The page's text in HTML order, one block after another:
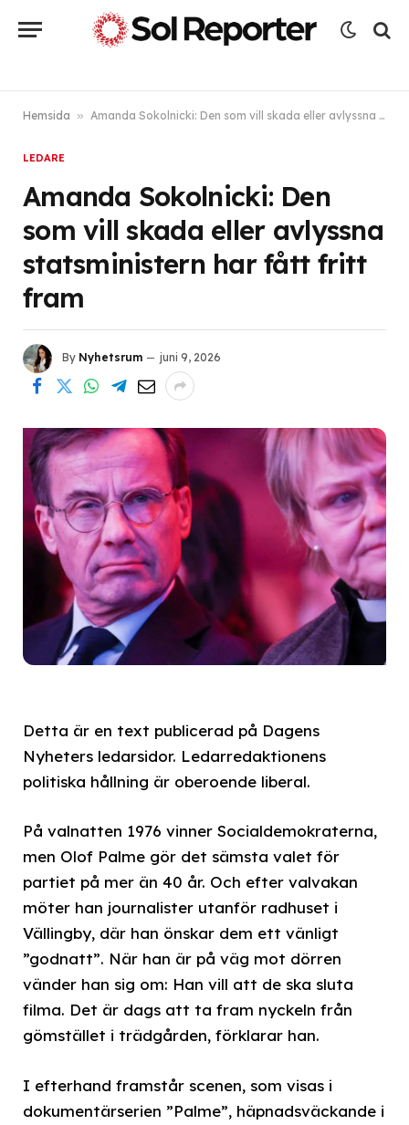
Hemsida » Amanda Sokolnicki: Den som vill skada eller avlyssna statsministern har fått fritt fram
LEDARE
Amanda Sokolnicki: Den
som vill skada eller avlyssna
statsministern har fått fritt
fram
By Nyhetsrum juni 9, 2026
Detta är en text publicerad på Dagens
Nyheters ledarsidor. Ledarredaktionens
politiska hållning är oberoende liberal.
På valnatten 1976 vinner Socialdemokraterna,
men Olof Palme gör det sämsta valet för
partiet på mer än 40 år. Och efter valvakan
möter han journalister utanför radhuset i
Vällingby, där han önskar dem ett vänligt
”godnatt”. När han är på väg mot dörren
vänder han sig om: Han vill att de ska sluta
filma. Det är dags att ta fram nyckeln från
gömstället i trädgården, förklarar han.
I efterhand framstår scenen, som visas i
dokumentärserien ”Palme”, häpnadsväckande i